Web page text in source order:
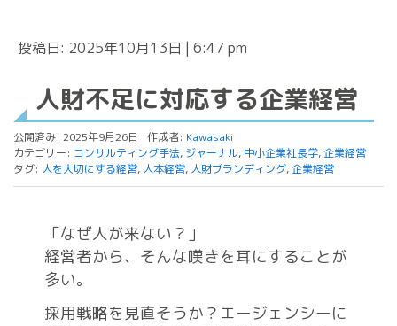
投稿日: 2025年10月13日 | 6:47 pm
人財不足に対応する企業経営
公開済み: 2025年9月26日 作成者: Kawasaki
カテゴリー: コンサルティング手法, ジャーナル, 中小企業社長学,企業経営
タグ: 人を大切にする経営, 人本経営, 人財ブランディング,企業経営
「なぜ人が来ない？」
経営者から、そんな嘆きを耳にすることが
多い。
採用戦略を見直そうか？エージェンシーに